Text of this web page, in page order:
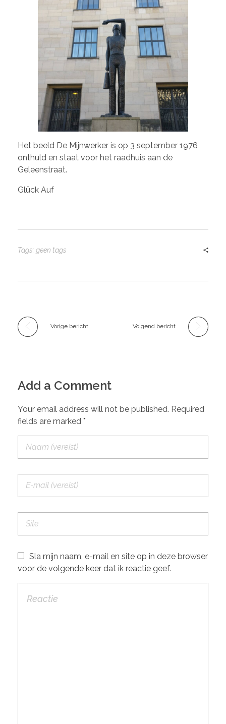
Het beeld De Mijnwerker is op 3 september 1976
onthuld en staat voor het raadhuis aan de
Geleenstraat.
Glück Auf
Tags: geen tags
Vorige bericht Volgend bericht
Add a Comment
Your email address will not be published. Required
fields are marked *
Sla mijn naam, e-mail en site op in deze browser
voor de volgende keer dat ik reactie geef.